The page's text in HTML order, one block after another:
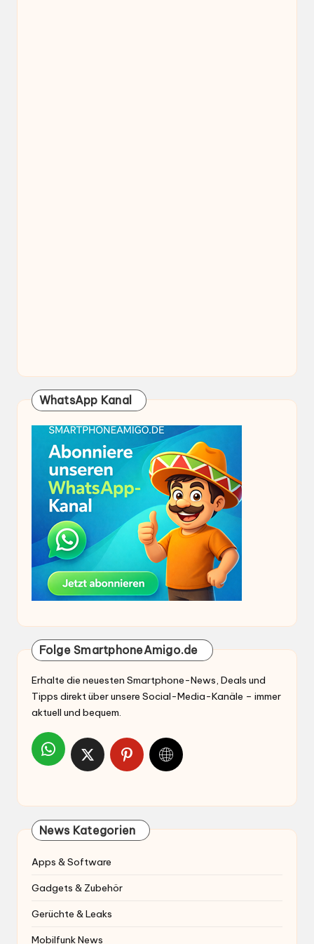
WhatsApp Kanal
Folge SmartphoneAmigo.de
Erhalte die neuesten Smartphone-News, Deals und
Tipps direkt über unsere Social-Media-Kanäle – immer
aktuell und bequem.
News Kategorien
Apps & Software
Gadgets & Zubehör
Gerüchte & Leaks
Mobilfunk News